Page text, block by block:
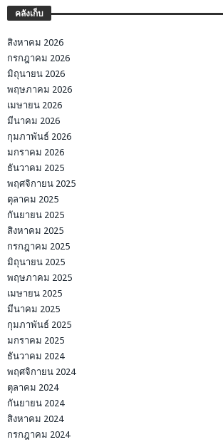
คลังเก็บ
สิงหาคม 2026
กรกฎาคม 2026
มิถุนายน 2026
พฤษภาคม 2026
เมษายน 2026
มีนาคม 2026
กุมภาพันธ์ 2026
มกราคม 2026
ธันวาคม 2025
พฤศจิกายน 2025
ตุลาคม 2025
กันยายน 2025
สิงหาคม 2025
กรกฎาคม 2025
มิถุนายน 2025
พฤษภาคม 2025
เมษายน 2025
มีนาคม 2025
กุมภาพันธ์ 2025
มกราคม 2025
ธันวาคม 2024
พฤศจิกายน 2024
ตุลาคม 2024
กันยายน 2024
สิงหาคม 2024
กรกฎาคม 2024